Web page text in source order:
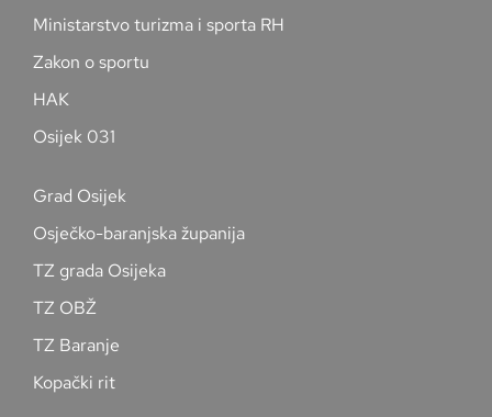
Ministarstvo turizma i sporta RH
Zakon o sportu
HAK
Osijek 031
Grad Osijek
Osječko-baranjska županija
TZ grada Osijeka
TZ OBŽ
TZ Baranje
Kopački rit